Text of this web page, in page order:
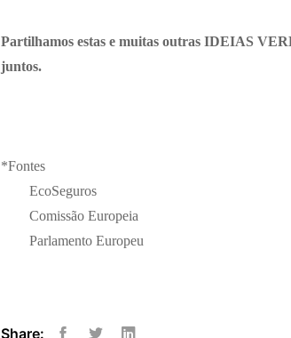
Partilhamos estas e muitas outras IDEIAS
juntos.
*Fontes
EcoSeguros
Comissão Europeia
Parlamento Europeu
Share: